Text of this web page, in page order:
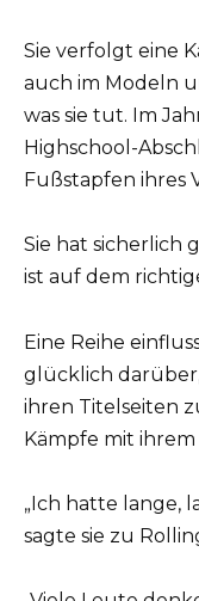
Sie verfolgt eine
auch im Modeln
was sie tut. Im
Highschool-
Fußstapfen ihres
Sie hat sicherlich
ist auf dem
Eine Reihe
glücklich
ihren Titelseiten
Kämpfe mit ihrem
„Ich hatte lange,
sagte sie zu